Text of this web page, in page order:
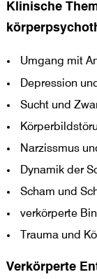
Klinische
Umgang mit
Depression
Sucht und
Narzissmus
Dynamik der
Scham und
verkörperte
Trauma und
Verkörperte